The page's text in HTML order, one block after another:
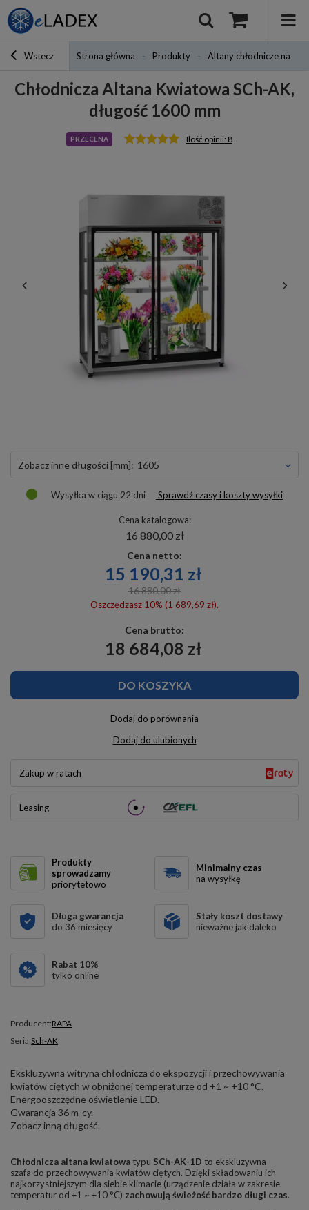
Wstecz Strona główna Produkty Altany chłodnicze na
Chłodnicza Altana Kwiatowa SCh-AK,
długość 1600 mm
PRZECENA Ilość opinii: 8
Zobacz inne długości [mm]: 1605
Wysyłka w ciągu 22 dni Sprawdź czasy i koszty wysyłki
Cena katalogowa:
16 880,00 zł
Cena netto:
15 190,31 zł
16 880,00 zł
Oszczędzasz 10% (1 689,69 zł).
Cena brutto:
18 684,08 zł
DO KOSZYKA
Dodaj do porównania
Dodaj do ulubionych
Zakup w ratach
Leasing
Produkty
sprowadzamy
priorytetowo
Minimalny czas
na wysyłkę
Długa gwarancja
do 36 miesięcy
Stały koszt dostawy
nieważne jak daleko
Rabat 10%
tylko online
Producent:RAPA
Seria:Sch-AK
Ekskluzywna witryna chłodnicza do ekspozycji i przechowywania
kwiatów ciętych w obniżonej temperaturze od +1 ~ +10 °C.
Energooszczędne oświetlenie LED.
Gwarancja 36 m-cy.
Zobacz inną długość.
Chłodnicza altana kwiatowa typu SCh-AK-1D to ekskluzywna
szafa do przechowywania kwiatów ciętych. Dzięki składowaniu ich
najkorzystniejszym dla siebie klimacie (urządzenie działa w zakresie
temperatur od +1 ~ +10 °C) zachowują świeżość bardzo długi czas.